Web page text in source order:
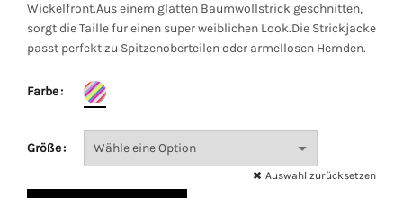
Wickelfront.Aus einem glatten Baumwollstrick geschnitten,
sorgt die Taille fur einen super weiblichen Look.Die Strickjacke
passt perfekt zu Spitzenoberteilen oder armellosen Hemden.
Farbe
Größe
Auswahl zurücksetzen